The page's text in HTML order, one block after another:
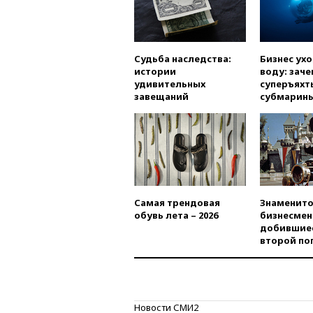
Судьба наследства:
истории
удивительных
завещаний
Бизнес
воду:
Самая трендовая
обувь лета – 2026
второй
Новости СМИ2